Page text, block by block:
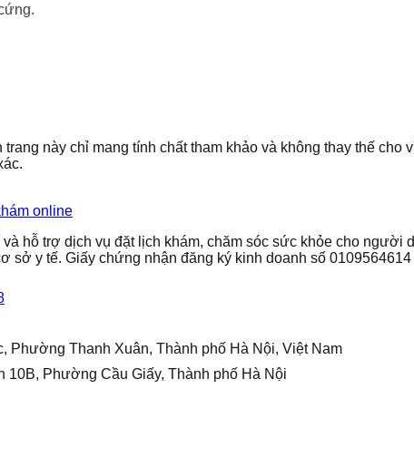
trang này chỉ mang tính chất tham khảo và không thay thế
online
hỗ trợ dịch vụ đặt lịch khám, chăm sóc sức khỏe cho
sở y tế. Giấy chứng nhận đăng ký kinh doanh số
Phường Thanh Xuân, Thành phố Hà Nội, Việt Nam
10B, Phường Cầu Giấy, Thành phố Hà Nội